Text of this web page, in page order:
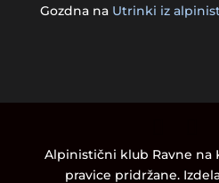
Gozdnana Utrinki iz
Alpinistični klub Ravne na
pravice pridržane.